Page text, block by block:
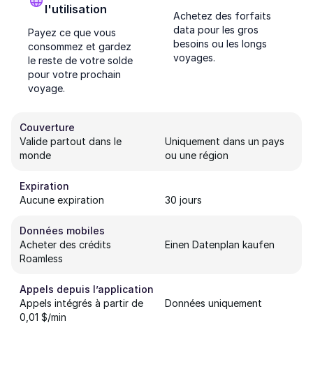
l'utilisation
Payez ce que vous
consommez et gardez
le reste de votre solde
pour votre prochain
voyage.
Achetez des forfaits
data pour les gros
besoins ou les longs
voyages.
Couverture
Valide partout dans le
monde
Uniquement dans un pays
ou une région
Expiration
Aucune expiration
30 jours
Données mobiles
Acheter des crédits
Roamless
Einen Datenplan kaufen
Appels depuis l’application
Appels intégrés à partir de
0,01 $/min
Données uniquement